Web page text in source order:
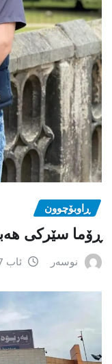
ڕاوبۆچوون
ڕۆما سێرکی
نوسەر ئاب 7, 2026